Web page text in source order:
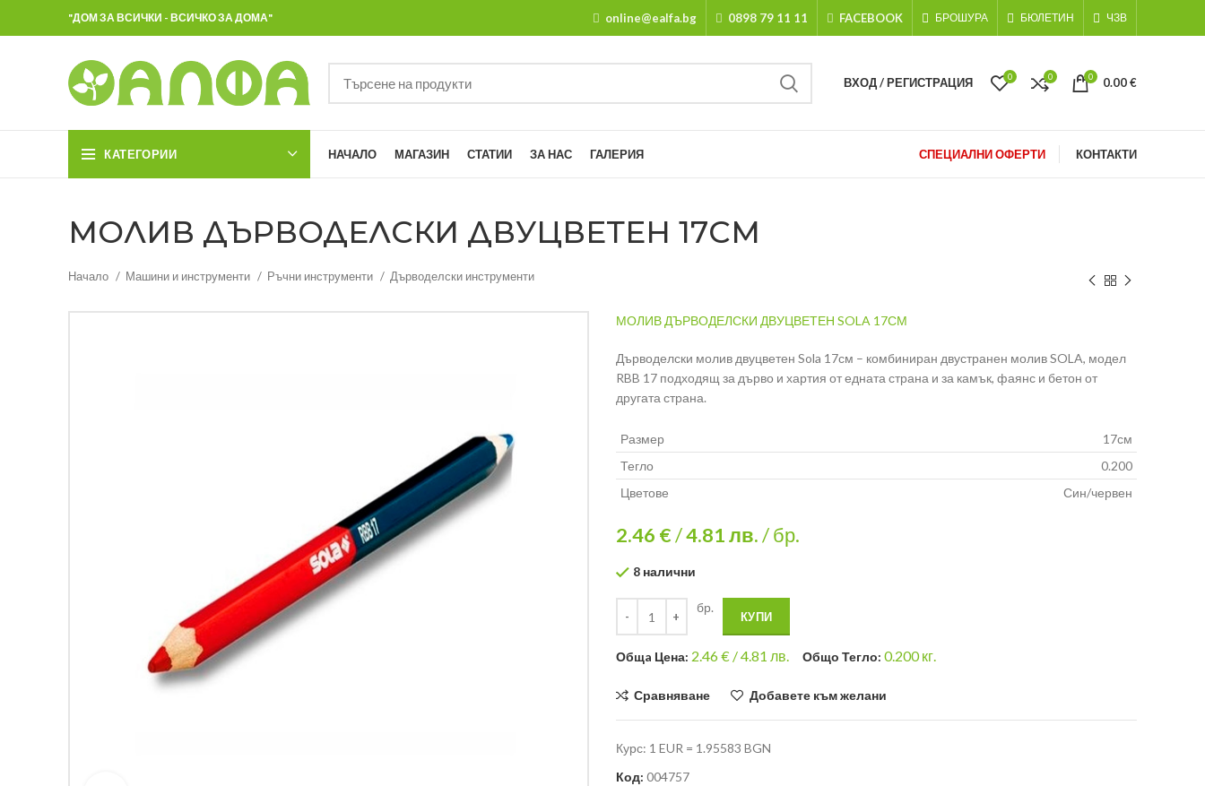
"ДОМ ЗА ВСИЧКИ - ВСИЧКО ЗА ДОМА" online@ealfa.bg 0898 79 11 11 FACEBOOK БРОШУРА БЮЛЕТИН ЧЗВ
ВХОД / РЕГИСТРАЦИЯ 0 0 0 0.00€
КАТЕГОРИИ НАЧАЛО МАГАЗИН СТАТИИ ЗА НАС ГАЛЕРИЯ СПЕЦИАЛНИ ОФЕРТИ КОНТАКТИ
МОЛИВ ДЪРВОДЕЛСКИ ДВУЦВЕТЕН 17СМ
Начало Машини и инструменти Ръчни инструменти Дърводелски инструменти
МОЛИВ ДЪРВОДЕЛСКИ ДВУЦВЕТЕН SOLA 17СМ
Дърводелски молив двуцветен Sola 17см – комбиниран двустранен молив SOLA, модел
RBB 17 подходящ за дърво и хартия от едната страна и за камък, фаянс и бетон от
другата страна.
Размер
17см
Тегло
0.200
Цветове
Син/червен
2.46 €/4.81лв./ бр.
8 налични
бр.
КУПИ
Общa Цена: 2.46€ /4.81 лв. Общо Тегло: 0.200кг.
Сравняване Добавете към желани
Курс: 1 EUR = 1.95583 BGN
Код: 004757